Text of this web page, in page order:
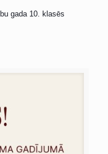
gada 10. klasēs